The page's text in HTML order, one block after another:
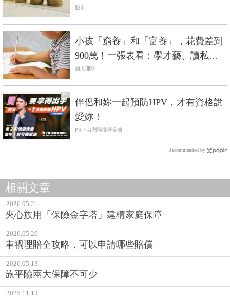
股市
小孩「窮養」和「富養」，花費差到
900萬！一張表看：學才藝、讀私校...
就是這些錢掏光父母資產
個人理財
PR
伴侶和妳一起預防HPV，才有資格說
愛妳！
PR・台灣癌症基金會
Recommended by
相關文章
2026.05.21
夾心族用「保險金字塔」建構家庭保障
2026.05.20
車禍理賠全攻略，可以申請哪些賠償
2026.05.13
旅平險兩大保障不可少
2025.11.13